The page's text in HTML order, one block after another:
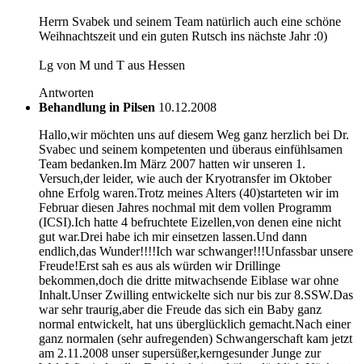
Herrn Svabek und seinem Team natürlich auch eine schöne
Weihnachtszeit und ein guten Rutsch ins nächste Jahr :0)
Lg von M und T aus Hessen
Antworten
Behandlung in Pilsen 10.12.2008
Hallo,wir möchten uns auf diesem Weg ganz herzlich bei Dr.
Svabec und seinem kompetenten und überaus einfühlsamen
Team bedanken.Im März 2007 hatten wir unseren 1.
Versuch,der leider, wie auch der Kryotransfer im Oktober
ohne Erfolg waren.Trotz meines Alters (40)starteten wir im
Februar diesen Jahres nochmal mit dem vollen Programm
(ICSI).Ich hatte 4 befruchtete Eizellen,von denen eine nicht
gut war.Drei habe ich mir einsetzen lassen.Und dann
endlich,das Wunder!!!!Ich war schwanger!!!Unfassbar unsere
Freude!Erst sah es aus als würden wir Drillinge
bekommen,doch die dritte mitwachsende Eiblase war ohne
Inhalt.Unser Zwilling entwickelte sich nur bis zur 8.SSW.Das
war sehr traurig,aber die Freude das sich ein Baby ganz
normal entwickelt, hat uns überglücklich gemacht.Nach einer
ganz normalen (sehr aufregenden) Schwangerschaft kam jetzt
am 2.11.2008 unser supersüßer,kerngesunder Junge zur